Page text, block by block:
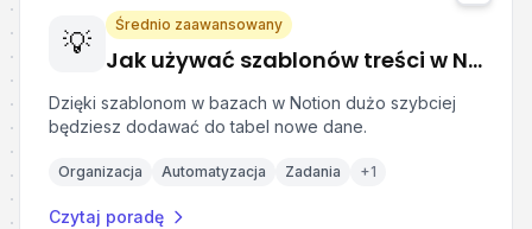
💡
Średnio zaawansowany
Jak używać szablonów treści w Notion?
Dzięki szablonom w bazach w Notion dużo szybciej
będziesz dodawać do tabel nowe dane.
Organizacja Automatyzacja Zadania +1
Czytaj poradę